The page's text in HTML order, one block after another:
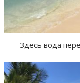
Здесь вода